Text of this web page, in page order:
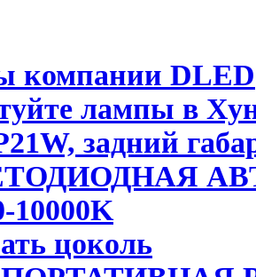
компании DLED
лампы в
задний
10000K
цоколь